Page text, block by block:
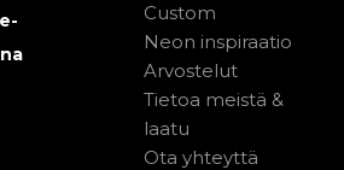
Custom
Neon inspiraatio
Arvostelut
Tietoa meistä &
laatu
Ota yhteyttä